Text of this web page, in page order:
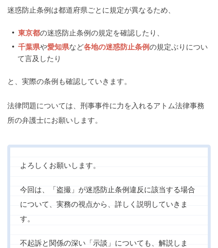
迷惑防止条例は都道府県ごとに規定が異なるため、
東京都の迷惑防止条例の規定を確認したり、
千葉県や愛知県など各地の迷惑防止条例の規定ぶりについ
て言及したり
と、実際の条例も確認していきます。
法律問題については、刑事事件に力を入れるアトム法律事務
所の弁護士にお願いします。
よろしくお願いします。
今回は、「盗撮」が迷惑防止条例違反に該当する場合
について、実務の視点から、詳しく説明していきま
す。
不起訴と関係の深い「示談」についても、解説しま